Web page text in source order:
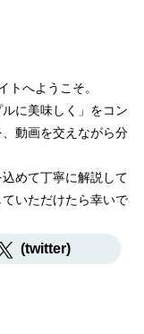
トへようこそ。
に美味しく」をコン
動画を交えながら分
めて丁寧に解説して
いただけたら幸いで
(twitter)